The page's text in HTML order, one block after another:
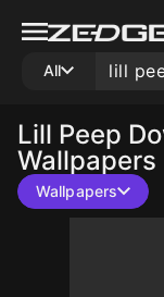
All
Lill Peep
Wallpapers
Wallpapers